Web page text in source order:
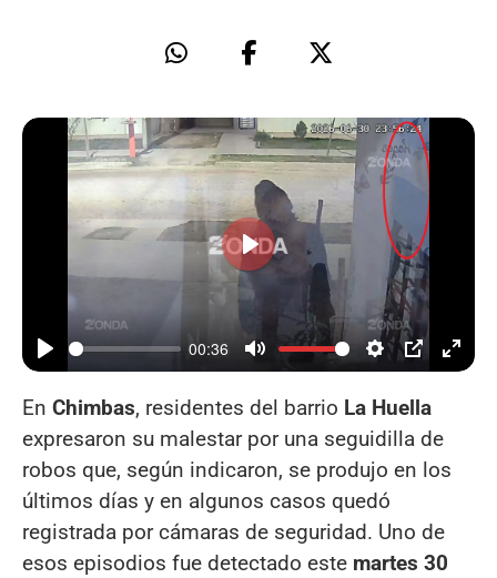
00:36
Reproducir
En Chimbas, residentes del barrio La Huella
expresaron su malestar por una seguidilla de
robos que, según indicaron, se produjo en los
últimos días y en algunos casos quedó
registrada por cámaras de seguridad. Uno de
esos episodios fue detectado este martes 30